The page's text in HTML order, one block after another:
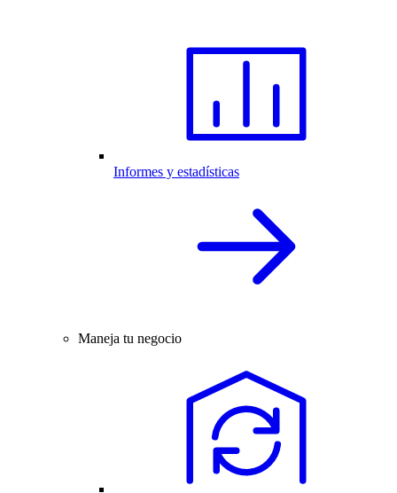
Informes y estadísticas
Maneja tu negocio